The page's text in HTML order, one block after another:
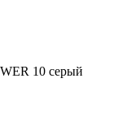
10 серый